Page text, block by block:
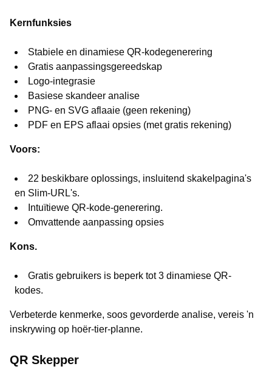
Kernfunksies
Stabiele en dinamiese QR-kodegenerering
Gratis aanpassingsgereedskap
Logo-integrasie
Basiese skandeer analise
PNG- en SVG aflaaie (geen rekening)
PDF en EPS aflaai opsies (met gratis rekening)
Voors:
22 beskikbare oplossings, insluitend skakelpagina's
en Slim-URL's.
Intuïtiewe QR-kode-generering.
Omvattende aanpassing opsies
Kons.
Gratis gebruikers is beperk tot 3 dinamiese QR-
kodes.
Verbeterde kenmerke, soos gevorderde analise, vereis 'n
inskrywing op hoër-tier-planne.
QR Skepper